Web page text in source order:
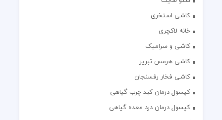
کاشی استخری
خانه لاکچری
کاشی و سرامیک
کاشی هرمس تبریز
کاشی فخار رفسنجان
کپسول درمان کبد چرب گیاهی
کپسول درمان درد معده گیاهی